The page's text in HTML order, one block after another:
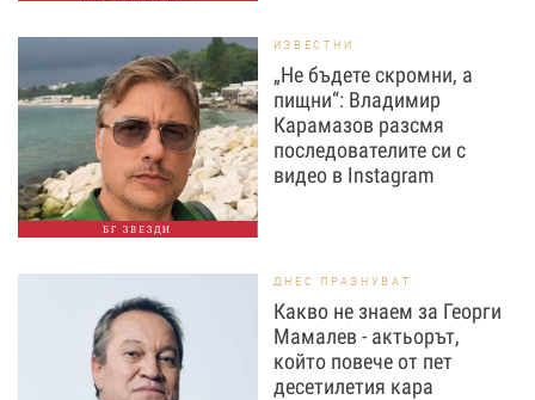
БГ ЗВЕЗДИ
ИЗВЕСТНИ
„Не бъдете скромни, а
пищни“: Владимир
Карамазов разсмя
последователите си с
видео в Instagram
ДНЕС ПРАЗНУВАТ
Какво не знаем за Георги
Мамалев - актьорът,
който повече от пет
десетилетия кара